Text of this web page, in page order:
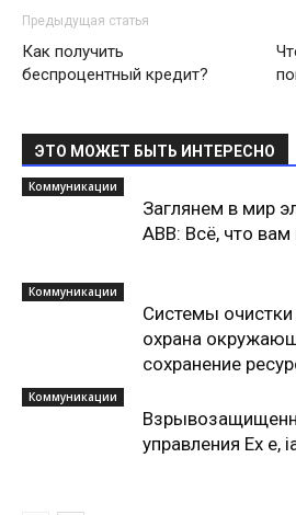
Предыдущая статья
Как получить
беспроцентный кредит?
ЭТО МОЖЕТ БЫТЬ ИНТЕРЕСНО
Коммуникации
Заглянем в мир
ABB: Всё, что
Коммуникации
Системы
охрана
сохранение
Коммуникации
управления Ex e,